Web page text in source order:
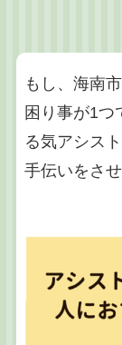
もし、海南
困り事が1つ
る気アシス
手伝いをさ